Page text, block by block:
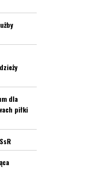
dla
piłki